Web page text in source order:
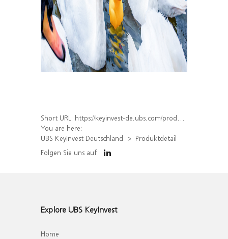
Short URL: https://keyinvest-de.ubs.com/produkt/detail/index/isin/DE000WA8Q259
You are here:
UBS KeyInvest Deutschland
Produktdetail
Folgen Sie uns auf
Explore UBS KeyInvest
Home